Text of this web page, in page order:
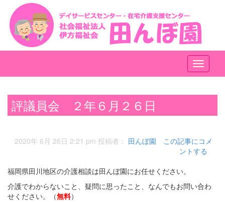
メ
ニ
ー
評議員会 ２年６月２６日
2020年 6月 26日 2:21 pm 投稿者： 田んぼ園
この記事にコメ
ントする
福岡県田川地区の介護相談は田んぼ園にお任せください。
介護でわからないこと、疑問に思ったこと、なんでもお問い合わ
せください。（無料）